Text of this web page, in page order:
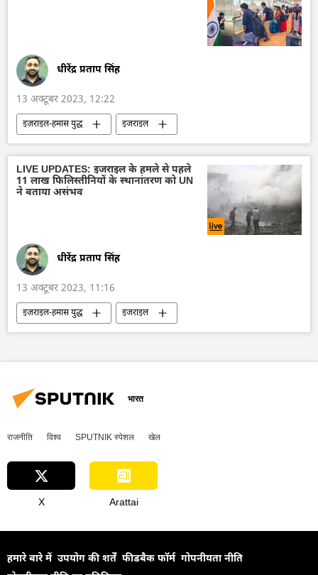
धीरेंद्र प्रताप सिंह
13 अक्टूबर 2023, 12:22
इज़राइल-हमास युद्ध
इजराइल
इज़राइल रक्षा सेना
हमास
मौत
फिलिस्तीन
LIVE UPDATES: इजराइल के हमले से पहले
11 लाख फिलिस्तीनियों के स्थानांतरण को UN
ने बताया असंभव
धीरेंद्र प्रताप सिंह
13 अक्टूबर 2023, 11:16
इज़राइल-हमास युद्ध
इजराइल
इज़राइल रक्षा सेना
संयुक्त राष्ट्र
सीमा विवाद
भारत
राजनीति विश्व SPUTNIK स्पेशल खेल
X Arattai
हमारे बारे में उपयोग की शर्तें फीडबैक फॉर्म गोपनीयता नीति